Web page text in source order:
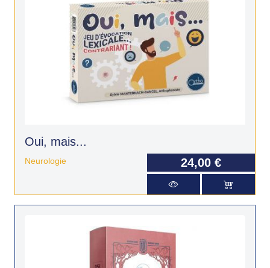
Oui, mais...
Neurologie 24,00 €